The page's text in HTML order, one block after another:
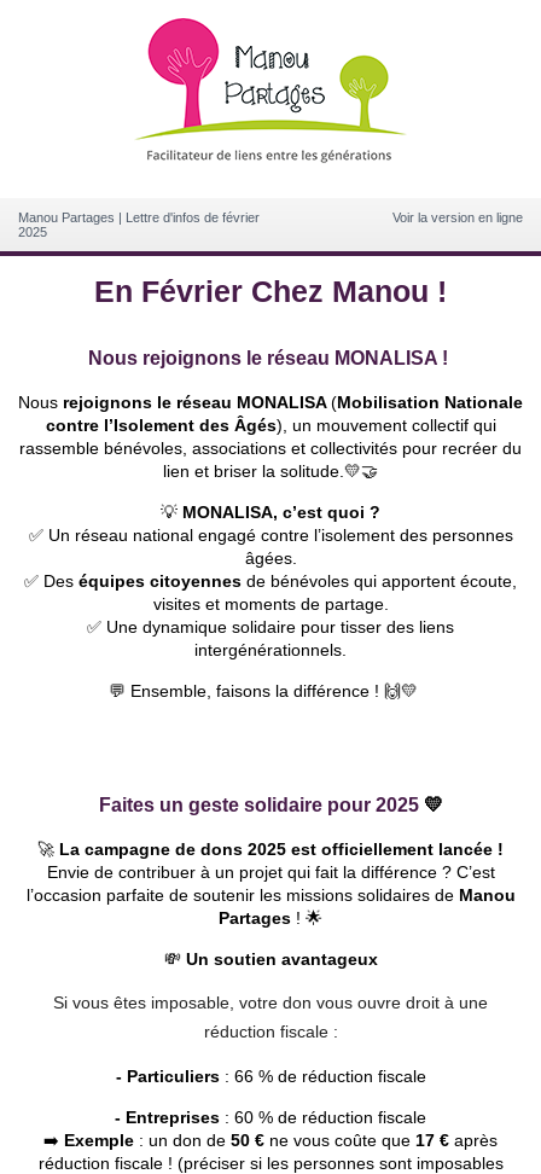
Manou Partages | Lettre d'infos de février
2025
Voir la version en ligne
En Février Chez Manou !
Nous rejoignons le réseau MONALISA !
Nous rejoignons le réseau MONALISA(Mobilisation Nationale
contre l’Isolement des Âgés), un mouvement collectif qui
rassemble bénévoles, associations et collectivités pour recréer du
lien et briser la solitude.💛🤝
💡 MONALISA, c’est quoi ?
✅ Un réseau national engagé contre l’isolement des personnes
âgées.
✅ Des équipes citoyennes de bénévoles qui apportent écoute,
visites et moments de partage.
✅ Une dynamique solidaire pour tisser des liens
intergénérationnels.
💬 Ensemble, faisons la différence ! 🙌💛
Faites un geste solidaire pour 2025 💛
🚀 La campagne de dons 2025 est officiellement lancée !
Envie de contribuer à un projet qui fait la différence ? C’est
l’occasion parfaite de soutenir les missions solidaires de Manou
Partages ! 🌟
💸 Un soutien avantageux
Si vous êtes imposable, votre don vous ouvre droit à une
réduction fiscale :
- Particuliers: 66 % de réduction fiscale
- Entreprises : 60 % de réduction fiscale
➡️ Exemple : un don de 50 € ne vous coûte que 17 € après
réduction fiscale ! (préciser si les personnes sont imposables